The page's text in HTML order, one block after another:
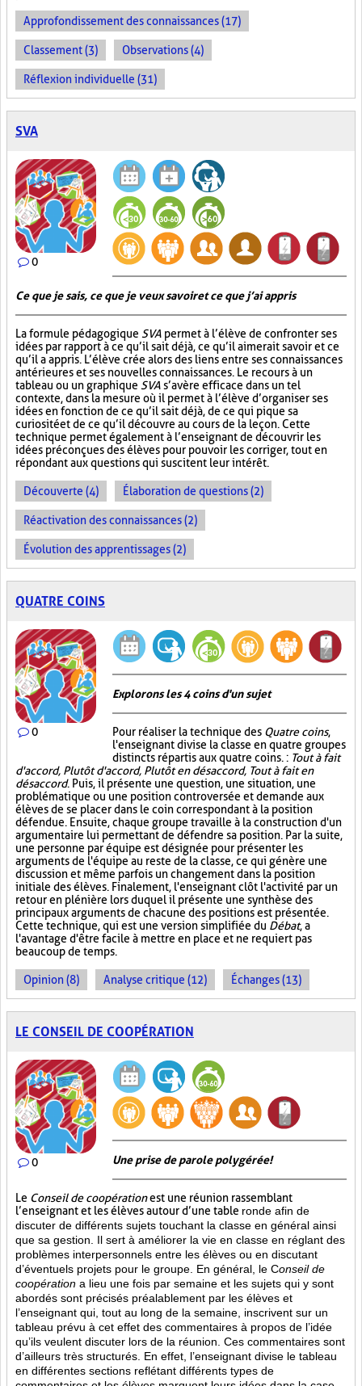
Approfondissement des connaissances (17)
Classement (3) Observations (4)
Réflexion individuelle (31)
SVA
0
Ce que je sais, ce que je veux savoir et ce que j’ai appris
La formule pédagogique SVA permet à l’élève de confronter ses
idées par rapport à ce qu’il sait déjà, ce qu’il aimerait savoir et ce
qu’il a appris. L’élève crée alors des liens entre ses connaissances
antérieures et ses nouvelles connaissances. Le recours à un
tableau ou un graphique SVA s’avère efficace dans un tel
contexte, dans la mesure où il permet à l’élève d’organiser ses
idées en fonction de ce qu’il sait déjà, de ce qui pique sa
curiosité et de ce qu’il découvre au cours de la leçon. Cette
technique permet également à l’enseignant de découvrir les
idées préconçues des élèves pour pouvoir les corriger, tout en
répondant aux questions qui suscitent leur intérêt.
Découverte (4) Élaboration de questions (2)
Réactivation des connaissances (2)
Évolution des apprentissages (2)
QUATRE COINS
0
Explorons les 4 coins d'un sujet
Pour réaliser la technique des Quatre coins,
l'enseignant divise la classe en quatre groupes
distincts répartis aux quatre coins. : Tout à fait
d'accord, Plutôt d'accord, Plutôt en désaccord, Tout à fait en
désaccord. Puis, il présente une question, une situation, une
problématique ou une position controversée et demande aux
élèves de se placer dans le coin correspondant à la position
défendue. Ensuite, chaque groupe travaille à la construction d'un
argumentaire lui permettant de défendre sa position. Par la suite,
une personne par équipe est désignée pour présenter les
arguments de l'équipe au reste de la classe, ce qui génère une
discussion et même parfois un changement dans la position
initiale des élèves. Finalement, l'enseignant clôt l'activité par un
retour en plénière lors duquel il présente une synthèse des
principaux arguments de chacune des positions est présentée.
Cette technique, qui est une version simplifiée du Débat, a
l'avantage d'être facile à mettre en place et ne requiert pas
beaucoup de temps.
Opinion (8) Analyse critique (12) Échanges (13)
LE CONSEIL DE COOPÉRATION
0 Une prise de parole polygérée!
Le Conseil de coopérationest une réunion rassemblant
l’enseignant et les élèves autour d’une table ronde afin de
discuter de différents sujets touchant la classe en général ainsi
que sa gestion. Il sert à améliorer la vie en classe en réglant des
problèmes interpersonnels entre les élèves ou en discutant
d’éventuels projets pour le groupe. En général, le Conseil de
coopération a lieu une fois par semaine et les sujets qui y sont
abordés sont précisés préalablement par les élèves et
l’enseignant qui, tout au long de la semaine, inscrivent sur un
tableau prévu à cet effet des commentaires à propos de l’idée
qu’ils veulent discuter lors de la réunion. Ces commentaires sont
d’ailleurs très structurés. En effet, l’enseignant divise le tableau
en différentes sections reflétant différents types de